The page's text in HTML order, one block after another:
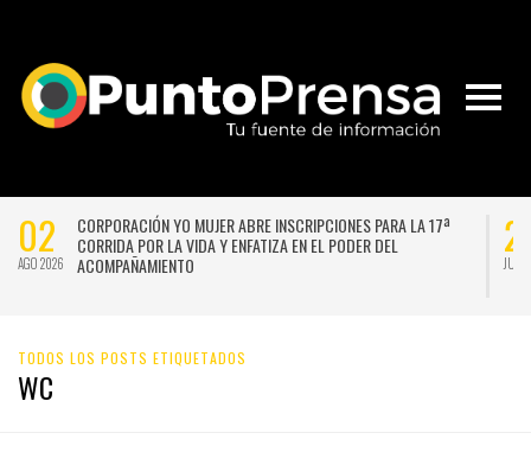
02
AGO 2026
CORPORACIÓN YO MUJER ABRE INSCRIPCIONES PARA LA 17ª
CORRIDA POR LA VIDA Y ENFATIZA EN EL PODER DEL
ACOMPAÑAMIENTO
JUL
TODOS LOS POSTS ETIQUETADOS
WC